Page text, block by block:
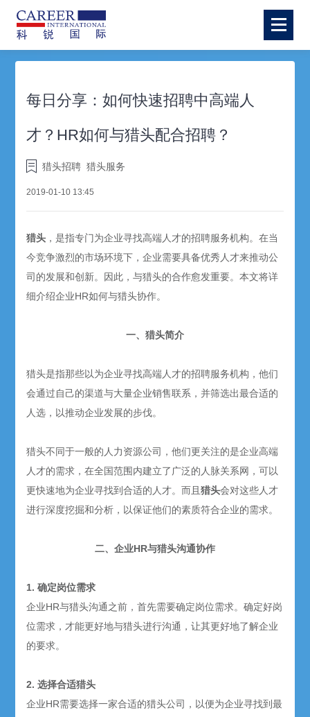
每日分享：如何快速招聘中高端人
才？HR如何与猎头配合招聘？
猎头招聘 猎头服务
2019-01-10 13:45
猎头 ，是指专门为企业寻找高端人才的招聘服务机构。在当
今竞争激烈的市场环境下，企业需要具备优秀人才来推动公
司的发展和创新。因此，与猎头的合作愈发重要。本文将详
细介绍企业HR如何与猎头协作。
一、猎头简介
猎头是指那些以为企业寻找高端人才的招聘服务机构，他们
会通过自己的渠道与大量企业销售联系，并筛选出最合适的
人选，以推动企业发展的步伐。
猎头不同于一般的人力资源公司，他们更关注的是企业高端
人才的需求，在全国范围内建立了广泛的人脉关系网，可以
更快速地为企业寻找到合适的人才。而且猎头会对这些人才
进行深度挖掘和分析，以保证他们的素质符合企业的需求。
二、企业HR与猎头沟通协作
1. 确定岗位需求
企业HR与猎头沟通之前，首先需要确定岗位需求。确定好岗
位需求，才能更好地与猎头进行沟通，让其更好地了解企业
的要求。
2. 选择合适猎头
企业HR需要选择一家合适的猎头公司，以便为企业寻找到最